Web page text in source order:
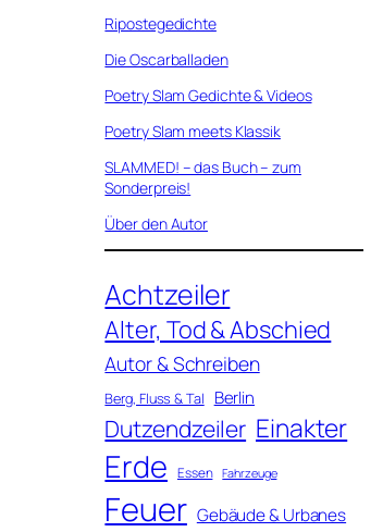
Ripostegedichte
Die Oscarballaden
Poetry Slam Gedichte & Videos
Poetry Slam meets Klassik
SLAMMED! – das Buch – zum
Sonderpreis!
Über den Autor
Achtzeiler
Alter, Tod & Abschied
Autor & Schreiben
Berg, Fluss & Tal Berlin
Dutzendzeiler Einakter
Erde Essen Fahrzeuge
Feuer Gebäude & Urbanes